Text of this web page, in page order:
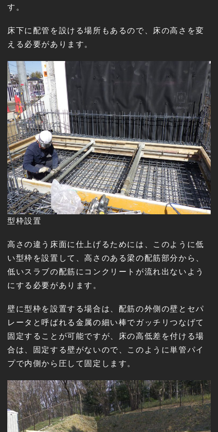
す。
床下に配管を設ける場所もあるので、床の高さを変
える必要があります。
型枠設置
高さの違う床面に仕上げるためには、このように低
い型枠を設置して、高さのある梁の配筋部分から、
低いスラブの配筋にコンクリートが流れ出ないよう
にする必要があります。
壁に型枠を設置する場合は、配筋の外側の壁とセパ
レータと呼ばれる金属の細い棒でガッチリつなげて
固定することが可能ですが、床の高低差を付ける場
合は、固定する壁がないので、このように単管パイ
プで内側から圧して固定します。